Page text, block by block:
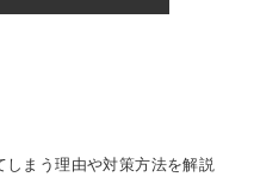
まう理由や対策方法を解説